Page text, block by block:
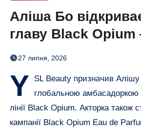
Аліша Бо
главу Black
ароматом
27 липня, 2026
Y
SL Beauty призначив
глобальною амбасадоркою
лінії Black Opium. Акторка також
кампанії Black Opium Eau de